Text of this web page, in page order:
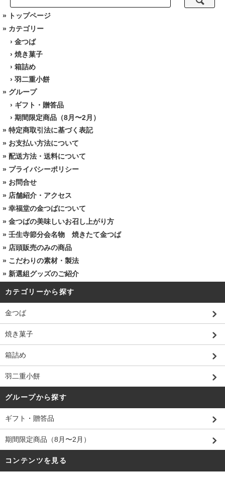
» トップページ
» カテゴリー
› 金つば
› 焼き菓子
› 箱詰め
› 羽二重小餅
» グループ
› ギフト・贈答品
› 期間限定商品（8月〜2月）
» 特定商取引法に基づく表記
» お支払い方法について
» 配送方法・送料について
» プライバシーポリシー
» お問合せ
» 店舗紹介・アクセス
» 幸福堂の金つばについて
» 金つばの美味しいお召し上がり方
» 壬生寺節分会名物 焼きたて金つば
» 店頭販売のみの商品
» こだわりの素材・製法
» 新選組グッズのご紹介
カテゴリーから探す
金つば
焼き菓子
箱詰め
羽二重小餅
グループから探す
ギフト・贈答品
期間限定商品（8月〜2月）
コンテンツを見る